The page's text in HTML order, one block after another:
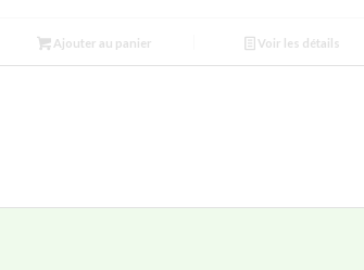
Ajouter au panier Voir les détails